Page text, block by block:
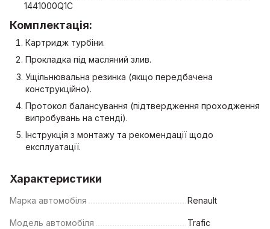
1441000Q1C
Комплектація:
Картридж турбіни.
Прокладка під масляний злив.
Ущільнювальна резинка (якщо передбачена
конструкційно).
Протокол балансування (підтвердження проходження
випробувань на стенді).
Інструкція з монтажу та рекомендації щодо
експлуатації.
Характеристики
Марка автомобіля Renault
Модель автомобіля Trafic